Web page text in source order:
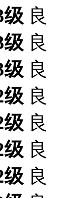
级 良
级 良
级 良
级 良
级 良
级 良
级 良